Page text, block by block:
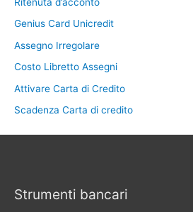
Genius Card Unicredit
Assegno Irregolare
Costo Libretto Assegni
Attivare Carta di Credito
Scadenza Carta di credito
Strumenti bancari